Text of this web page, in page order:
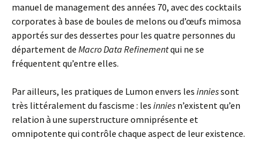
manuel de management des années 70, avec des cocktails
corporates à base de boules de melons ou d’œufs mimosa
apportés sur des dessertes pour les quatre personnes du
département de Macro Data Refinementqui ne se
fréquentent qu’entre elles.
Par ailleurs, les pratiques de Lumon envers les inniessont
très littéralement du fascisme : les innies n’existent qu’en
relation à une superstructure omniprésente et
omnipotente qui contrôle chaque aspect de leur existence.